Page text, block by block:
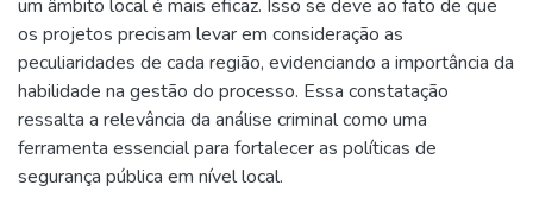
um âmbito local é mais eficaz. Isso se deve ao fato de que
os projetos precisam levar em consideração as
peculiaridades de cada região, evidenciando a importância da
habilidade na gestão do processo. Essa constatação
ressalta a relevância da análise criminal como uma
ferramenta essencial para fortalecer as políticas de
segurança pública em nível local.